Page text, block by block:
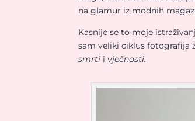
na glamur iz modnih
Kasnije se to moje
sam veliki ciklus fotografija
smrti i vječnosti.